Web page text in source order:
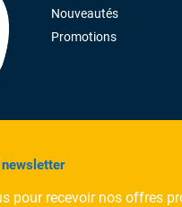
Nouveautés
Promotions
pour recevoir nos offres